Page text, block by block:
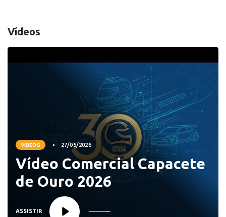
Vídeos
VÍDEOS 27/05/2026
Vídeo Comercial Capacete
de Ouro 2026
ASSISTIR